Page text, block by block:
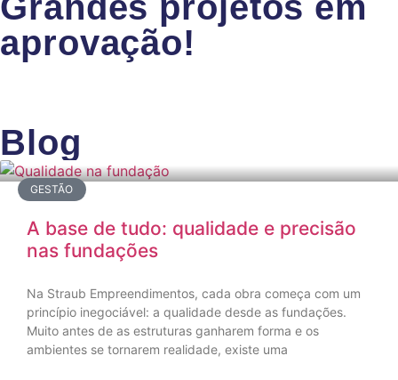
aprovação!
Blog
GESTÃO
A base de tudo: qualidade e precisão
nas fundações
Na Straub Empreendimentos, cada obra começa com um
princípio inegociável: a qualidade desde as fundações.
Muito antes de as estruturas ganharem forma e os
ambientes se tornarem realidade, existe uma